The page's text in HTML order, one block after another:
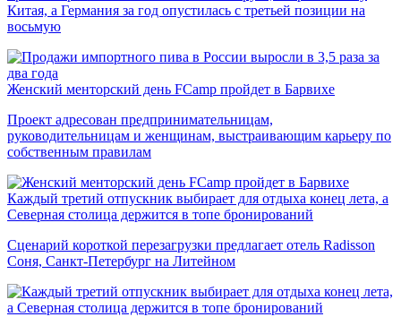
Китая, а Германия за год опустилась с третьей позиции на
восьмую
Женский менторский день FCamp пройдет в Барвихе
Проект адресован предпринимательницам,
руководительницам и женщинам, выстраивающим карьеру по
собственным правилам
Каждый третий отпускник выбирает для отдыха конец лета, а
Северная столица держится в топе бронирований
Сценарий короткой перезагрузки предлагает отель Radisson
Соня, Санкт-Петербург на Литейном